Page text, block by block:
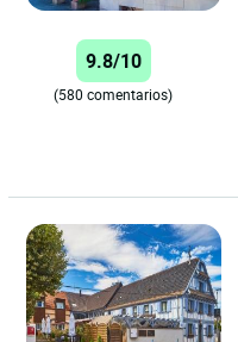
9.8/10
(580 comentarios)